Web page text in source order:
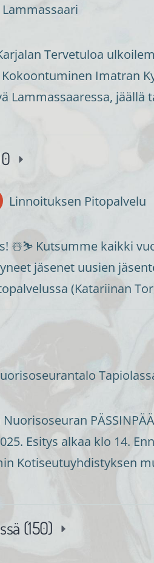
Lammassaari
Tervetuloa
Imatran
Lammassaaressa, jäällä
Linnoituksen Pitopalvelu
☃️⛷️ Kutsumme kaikki
jäsenet uusien
(Katariinan
Esitys alkaa klo 14.
Kotiseutuyhdistyksen
(150)